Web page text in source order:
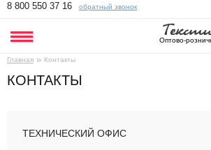
8 800 550 37 16 обратный звонок
Оптово-
Главная » Контакты
КОНТАКТЫ
ТЕХНИЧЕСКИЙ ОФИС